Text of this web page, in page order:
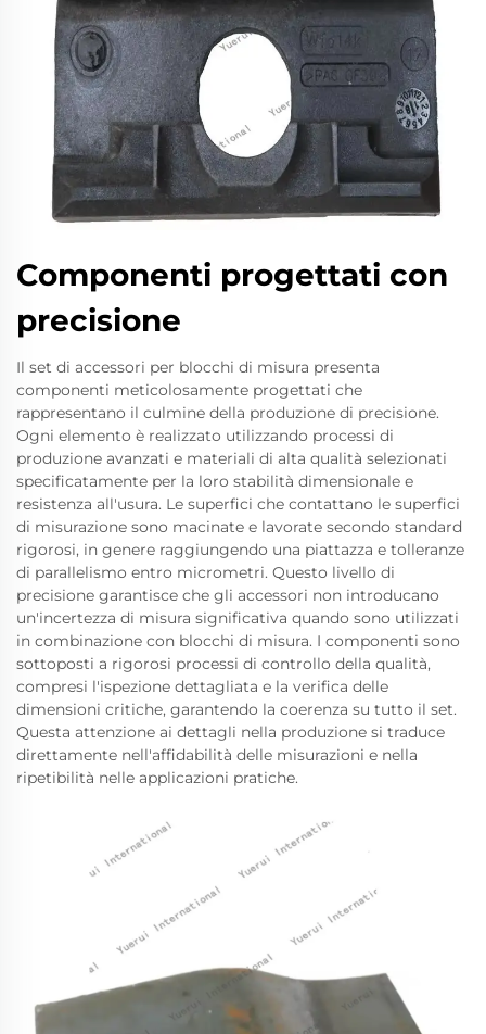
Componenti progettati con
precisione
Il set di accessori per blocchi di misura presenta
componenti meticolosamente progettati che
rappresentano il culmine della produzione di precisione.
Ogni elemento è realizzato utilizzando processi di
produzione avanzati e materiali di alta qualità selezionati
specificatamente per la loro stabilità dimensionale e
resistenza all'usura. Le superfici che contattano le superfici
di misurazione sono macinate e lavorate secondo standard
rigorosi, in genere raggiungendo una piattazza e tolleranze
di parallelismo entro micrometri. Questo livello di
precisione garantisce che gli accessori non introducano
un'incertezza di misura significativa quando sono utilizzati
in combinazione con blocchi di misura. I componenti sono
sottoposti a rigorosi processi di controllo della qualità,
compresi l'ispezione dettagliata e la verifica delle
dimensioni critiche, garantendo la coerenza su tutto il set.
Questa attenzione ai dettagli nella produzione si traduce
direttamente nell'affidabilità delle misurazioni e nella
ripetibilità nelle applicazioni pratiche.